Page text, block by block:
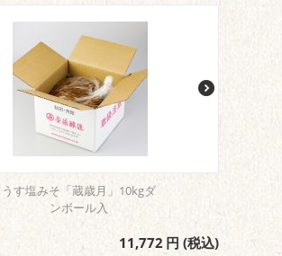
うす塩みそ「蔵歳月」10kgダ
ンボール入
11,772 円 (税込)